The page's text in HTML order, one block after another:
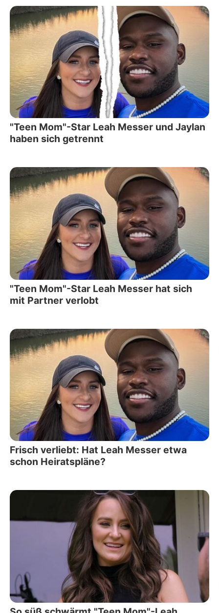
"Teen Mom"-Star Leah Messer und Jaylan
haben sich getrennt
"Teen Mom"-Star Leah Messer hat sich
mit Partner verlobt
Frisch verliebt: Hat Leah Messer etwa
schon Heiratspläne?